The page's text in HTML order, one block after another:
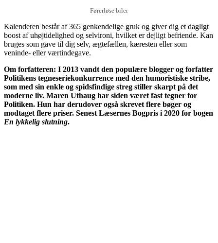
Førerløse biler
Kalenderen består af 365 genkendelige gruk og giver dig et dagligt
boost af uhøjtidelighed og selvironi, hvilket er dejligt befriende. Kan
bruges som gave til dig selv, ægtefællen, kæresten eller som
veninde- eller værtindegave.
Om forfatteren: I 2013 vandt den populære blogger og forfatter
Politikens tegneseriekonkurrence med den humoristiske stribe,
som med sin enkle og spidsfindige streg stiller skarpt på det
moderne liv. Maren Uthaug har siden været fast tegner for
Politiken. Hun har derudover også skrevet flere bøger og
modtaget flere priser. Senest Læsernes Bogpris i 2020 for bogen
En lykkelig slutning.